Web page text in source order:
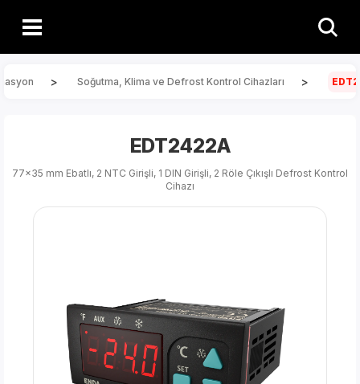
> Soğutma, Klima ve Defrost Kontrol Cihazları >
EDT2422A
77x35 mm Ebatlı, 2 NTC Girişli, 1 DIN Girişli, 2 Röle Çıkışlı Defrost Kontrol
Cihazı